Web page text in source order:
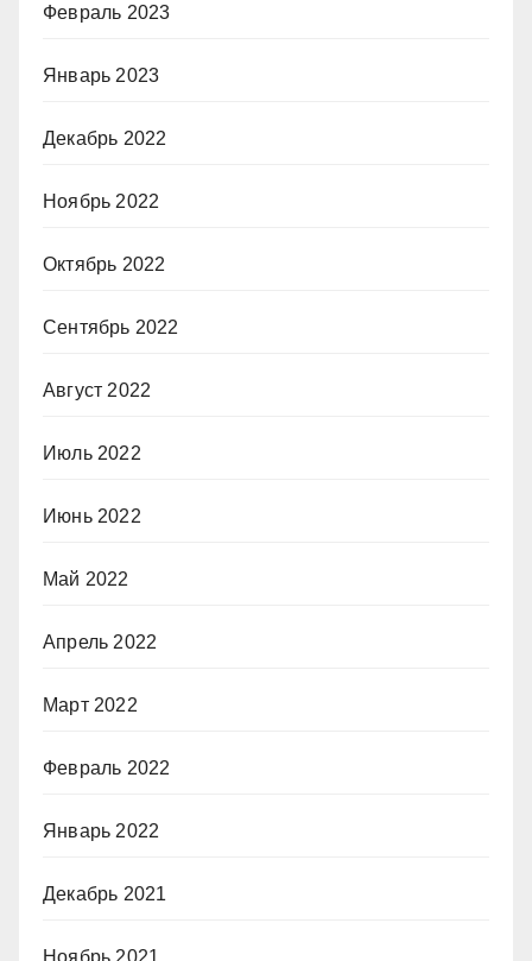
Февраль 2023
Январь 2023
Декабрь 2022
Ноябрь 2022
Октябрь 2022
Сентябрь 2022
Август 2022
Июль 2022
Июнь 2022
Май 2022
Апрель 2022
Март 2022
Февраль 2022
Январь 2022
Декабрь 2021
Ноябрь 2021